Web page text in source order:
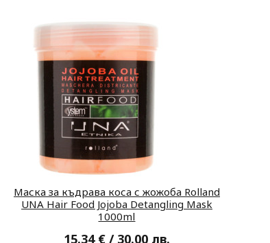
Маска за къдрава коса с жожоба Rolland
UNA Hair Food Jojoba Detangling Mask
1000ml
15.34 € / 30.00 лв.